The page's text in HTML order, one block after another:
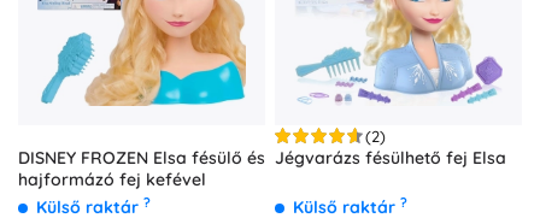
DISNEY FROZEN Elsa fésülő és
hajformázó fej kefével
Külső raktár ?
(2)
Jégvarázs fésülhető fej Elsa
Külső raktár ?